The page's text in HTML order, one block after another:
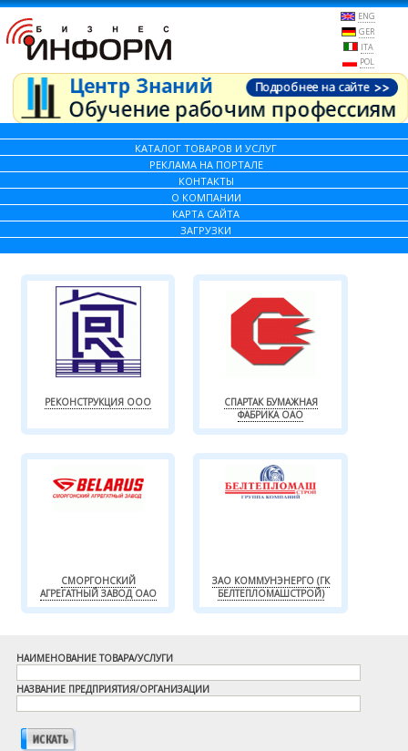
ENG
GER
ITA
POL
КАТАЛОГ ТОВАРОВ И УСЛУГ
РЕКЛАМА НА ПОРТАЛЕ
КОНТАКТЫ
О КОМПАНИИ
КАРТА САЙТА
ЗАГРУЗКИ
РЕКОНСТРУКЦИЯ ООО
СПАРТАК БУМАЖНАЯ
ФАБРИКА ОАО
СМОРГОНСКИЙ
АГРЕГАТНЫЙ ЗАВОД ОАО
ЗАО КОММУНЭНЕРГО (ГК
БЕЛТЕПЛОМАШСТРОЙ)
НАИМЕНОВАНИЕ ТОВАРА/УСЛУГИ
НАЗВАНИЕ ПРЕДПРИЯТИЯ/ОРГАНИЗАЦИИ